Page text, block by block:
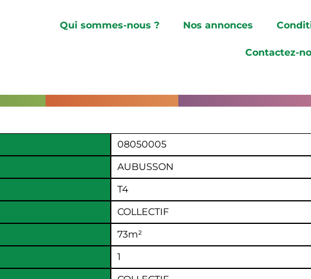
Qui sommes-nous ? Nos annonces
Contactez-
08050005
AUBUSSON
T4
COLLECTIF
73m²
1